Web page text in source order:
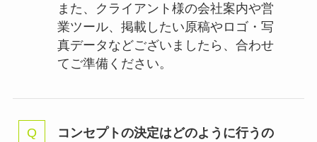
また、クライアント様の会社案内や営
業ツール、掲載したい原稿やロゴ・写
真データなどございましたら、合わせ
てご準備ください。
コンセプトの決定はどのように行うの